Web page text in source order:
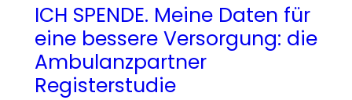
ICH SPENDE. Meine Daten für
eine bessere Versorgung: die
Ambulanzpartner
Registerstudie